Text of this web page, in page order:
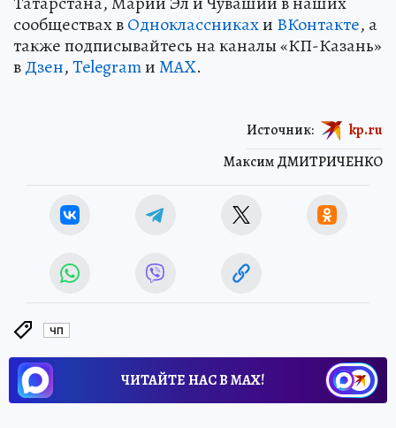
сообществах вОдноклассникахи ВКонтакте, а
также подписывайтесь на каналы «КП-Казань»
вДзен,TelegramиMAX.
Максим ДМИТРИЧЕНКО
Источник: kp.ru
ЧП
ЧИТАЙТЕ НАС В МАХ!